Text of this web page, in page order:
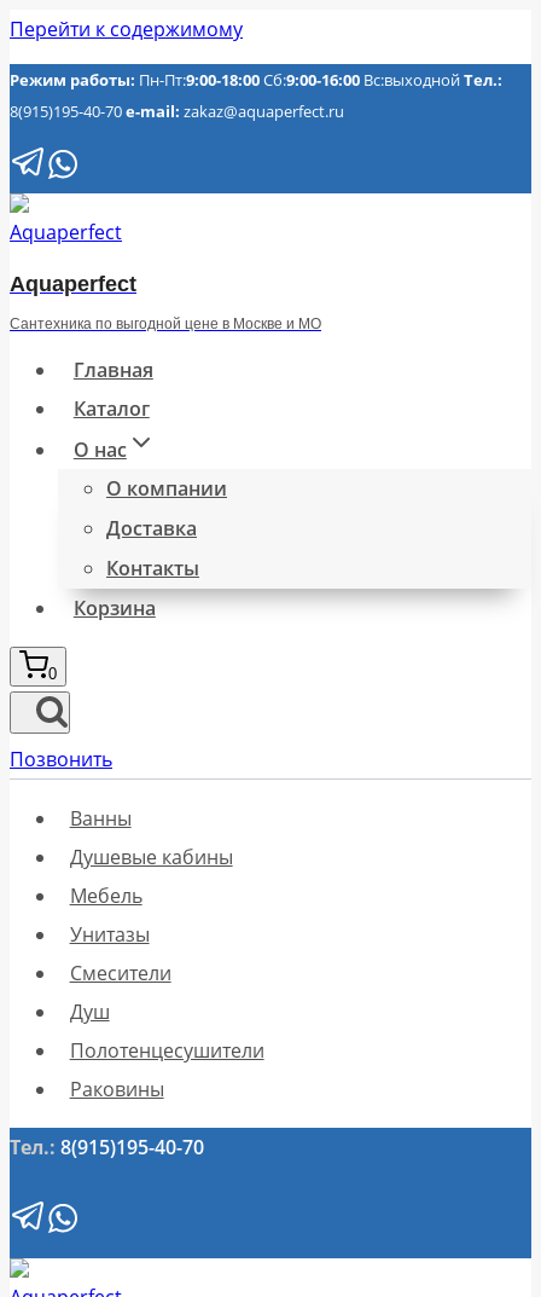
Перейти к содержимому
Режим работы: Пн-Пт:9:00-18:00Сб:9:00-16:00 Вс:выходнойТел.:
8(915)195-40-70e-mail: zakaz@aquaperfect.ru
Aquaperfect
Сантехника по выгодной цене в Москве и МО
Главная
Каталог
О нас
О компании
Доставка
Контакты
Корзина
0
Позвонить
Ванны
Душевые кабины
Мебель
Унитазы
Смесители
Душ
Полотенцесушители
Раковины
Тел.: 8(915)195-40-70